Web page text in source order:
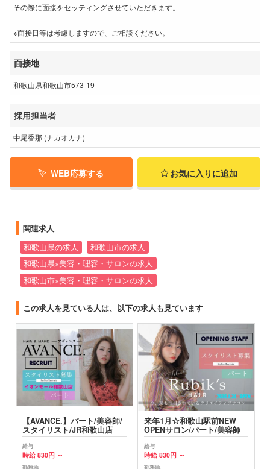
その際に面接をセッティングさせていただきます。
※面接日等は考慮しますので、ご相談ください。
面接地
和歌山県和歌山市573-19
採用担当者
中尾香那 (ナカオカナ)
WEB応募する お気に入りに追加
関連求人
和歌山県の求人
和歌山市の求人
和歌山県×美容・理容・サロンの求人
和歌山市×美容・理容・サロンの求人
この求人を見ている人は、以下の求人も見ています
来年1月☆和歌山駅前NEW
OPENサロン/パート/美容師
時給 830円 ～
【AVANCE.】パート/美容師/
スタイリスト/イオン和歌山
時給 830円 ～